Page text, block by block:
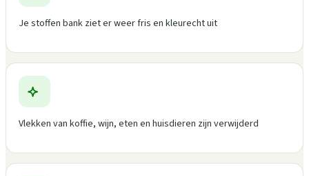
Je stoffen bank ziet er weer fris en kleurecht uit
Vlekken van koffie, wijn, eten en huisdieren zijn verwijderd